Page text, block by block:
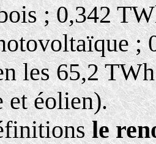
; 0,342
;
les 65,2
et éolien).
le